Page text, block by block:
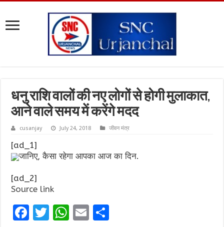
धनु राशि वालों की नए लोगों से होगी मुलाकात,
आने वाले समय में करेंगे मदद
cusanjay July 24, 2018 जीवन मंत्र
[ad_1]
जानिए, कैसा रहेगा आपका आज का दिन.
[ad_2]
Source link
F
T
W E